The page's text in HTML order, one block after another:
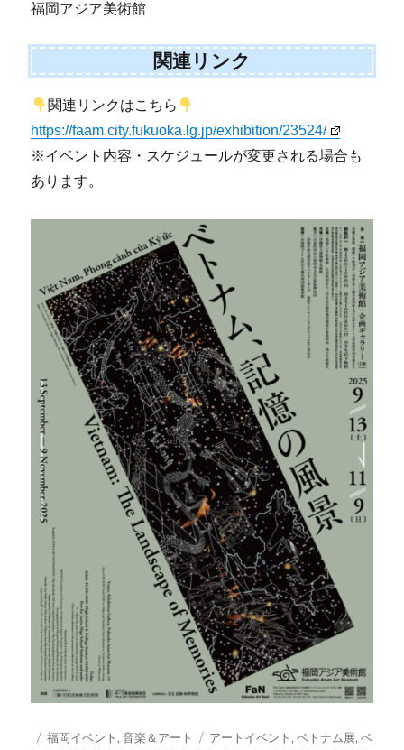
福岡アジア美術館
関連リンク
関連リンクはこちら
https://faam.city.fukuoka.lg.jp/exhibition/23524/
※イベント内容・スケジュールが変更される場合も
あります。
投 カ
福岡イベント ,音楽＆アート
タ
アートイベント ,ベトナム展,ベ